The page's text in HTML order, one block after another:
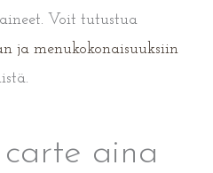
Voit tutustua
ja menukokonaisuuksiin
aina